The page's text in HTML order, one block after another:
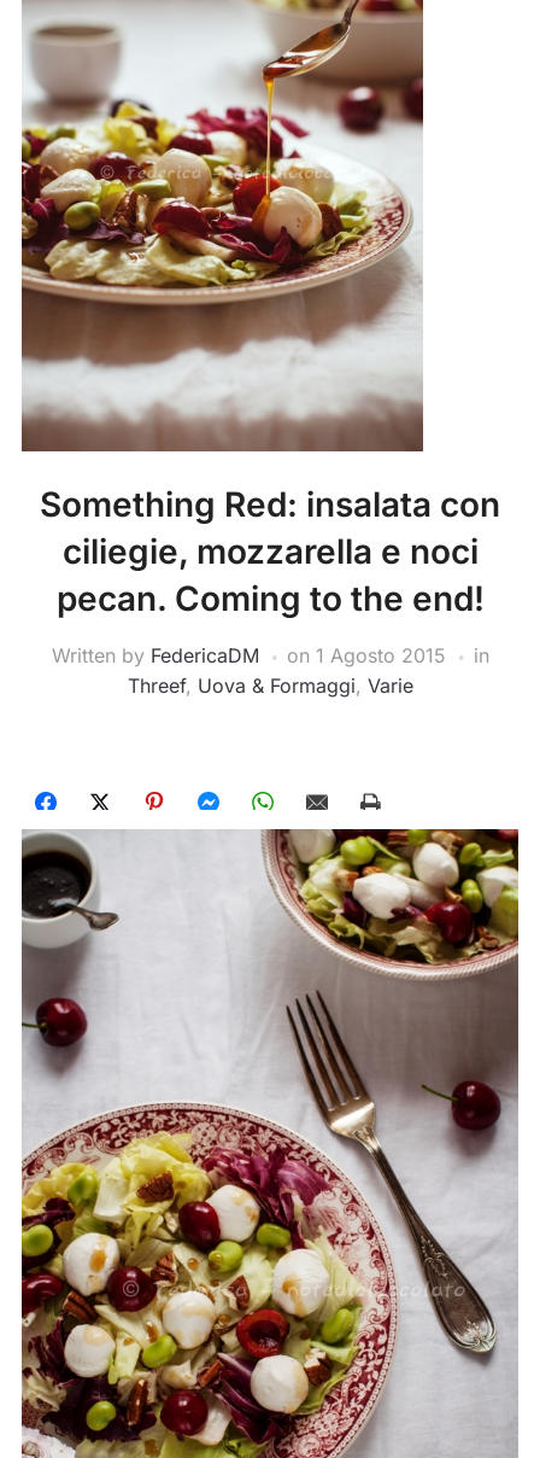
Something Red: insalata con
ciliegie, mozzarella e noci
pecan. Coming to the end!
Written by FedericaDM on 1 Agosto 2015
in
Threef, Uova & Formaggi, Varie